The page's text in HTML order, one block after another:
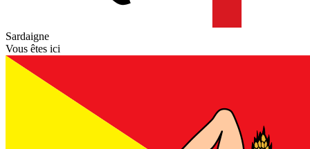
Sardaigne
Vous êtes ici